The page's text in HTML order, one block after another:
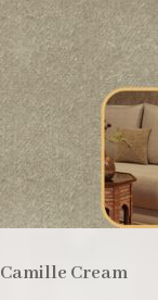
Camille Cream